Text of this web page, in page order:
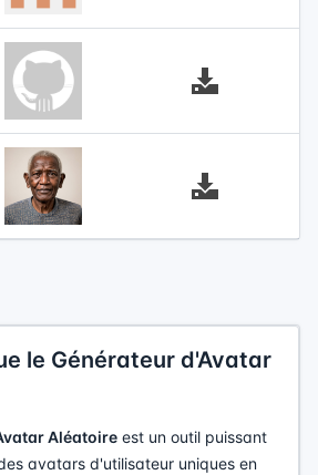
le Générateur d'Avatar
Aléatoire est un outil puissant
avatars d'utilisateur uniques en